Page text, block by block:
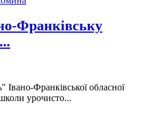
Франківську
Івано-Франківської обласної
урочисто...